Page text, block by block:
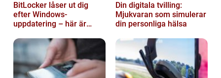
BitLocker låser ut dig
efter Windows-
uppdatering – här är
Din digitala tvilling:
Mjukvaran som simulerar
din personliga hälsa